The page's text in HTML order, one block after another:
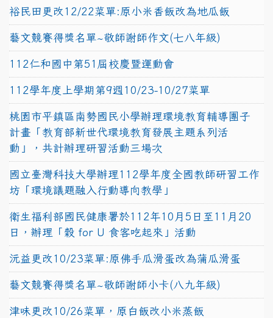
裕民田更改12/22菜單:原小米香飯改為地瓜飯
藝文競賽得獎名單~敬師謝師作文(七八年級)
112仁和國中第51屆校慶暨運動會
112學年度上學期第9週10/23-10/27菜單
桃園市平鎮區南勢國民小學辦理環境教育輔導團子
計畫「教育部新世代環境教育發展主題系列活
動」，共計辦理研習活動三場次
國立臺灣科技大學辦理112學年度全國教師研習工作
坊「環境議題融入行動導向教學」
衛生福利部國民健康署於112年10月5日至11月20
日，辦理「穀 for U 食客吃起來」活動
沅益更改10/23菜單:原佛手瓜滑蛋改為蒲瓜滑蛋
藝文競賽得獎名單~敬師謝師小卡(八九年級)
津味更改10/26菜單，原白飯改小米蒸飯